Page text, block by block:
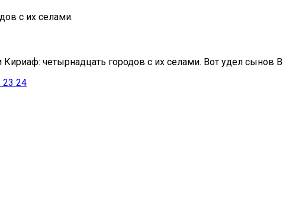
с их селами.
четырнадцать городов с их селами. Вот удел сынов
23 24